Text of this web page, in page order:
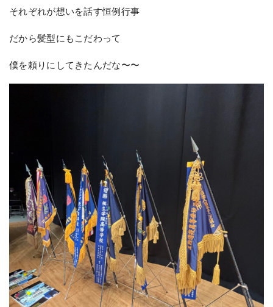
それぞれが想いを話す恒例行事
だから髪型にもこだわって
僕を頼りにしてきたんだな〜〜